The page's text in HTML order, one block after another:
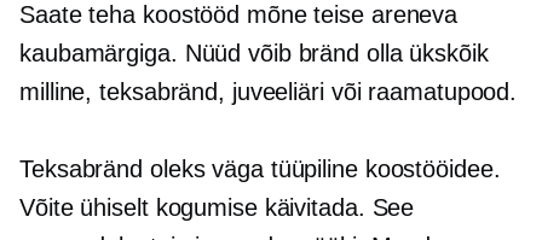
Saate teha koostööd mõne teise areneva
kaubamärgiga. Nüüd võib bränd olla ükskõik
milline, teksabränd, juveeliäri või raamatupood.
Teksabränd oleks väga tüüpiline koostööidee.
Võite ühiselt kogumise käivitada. See